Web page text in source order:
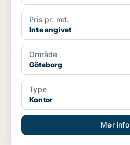
Pris pr. md.
Inte angivet
Område
Göteborg
Type
Kontor
Mer info